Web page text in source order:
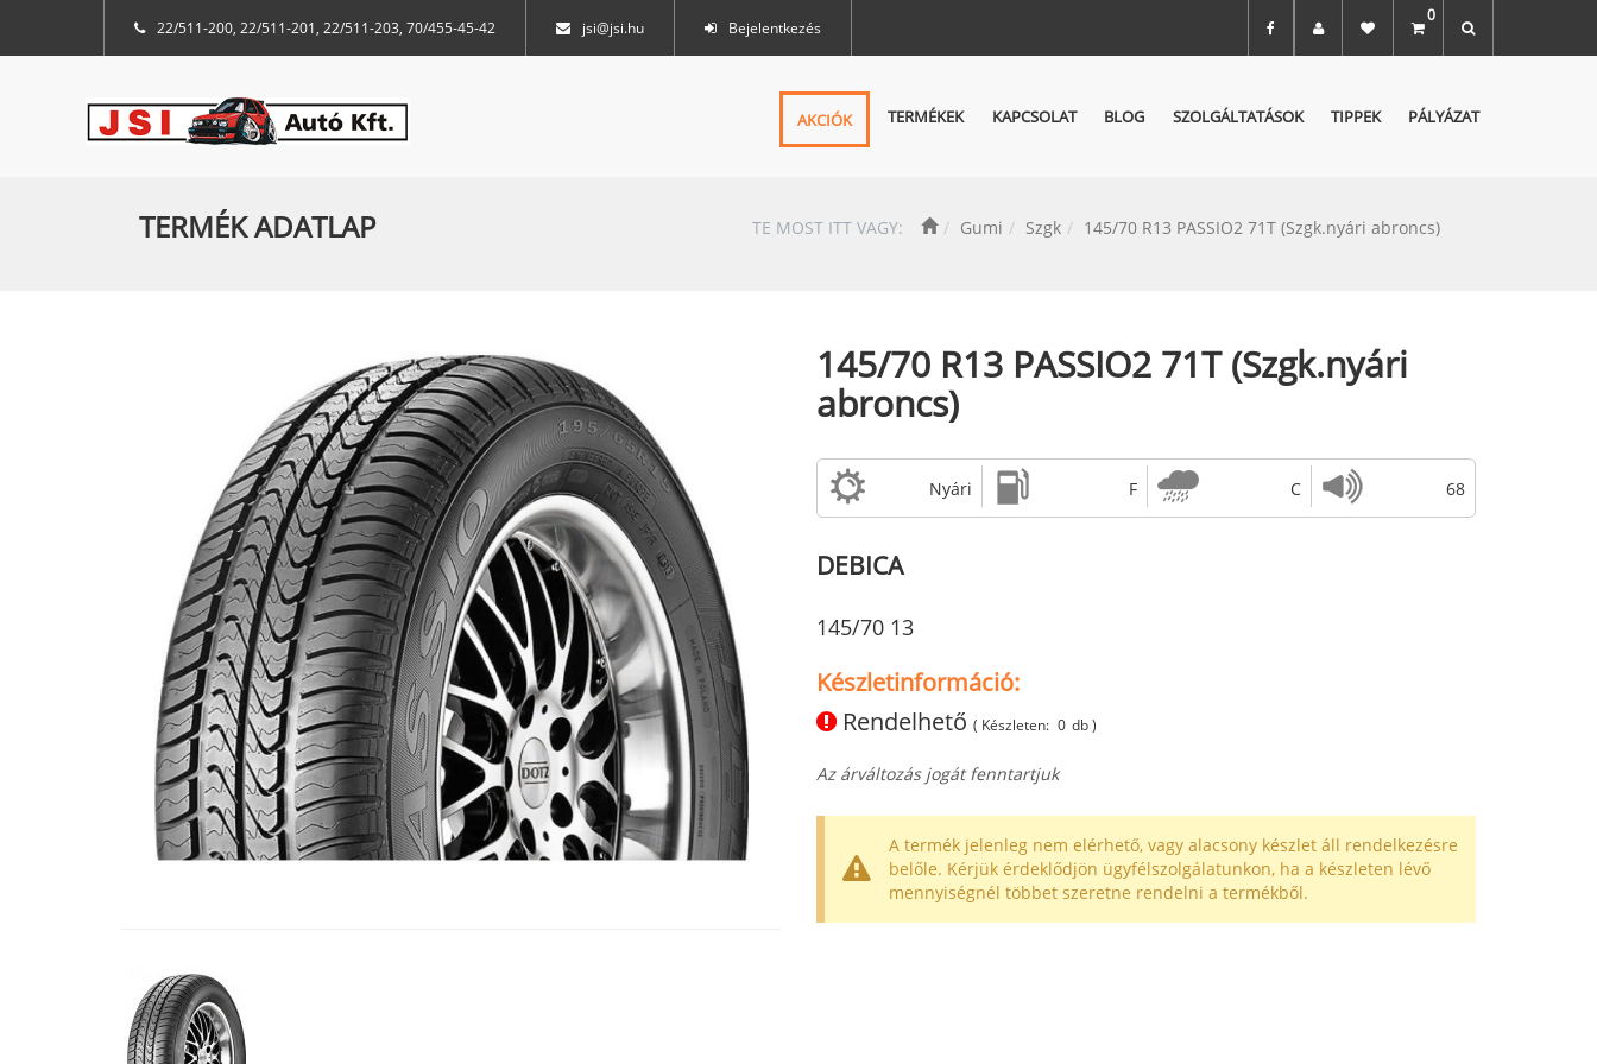
22/511-200, 22/511-201, 22/511-203, 70/455-45-42 jsi@jsi.hu Bejelentkezés
0
AKCIÓK TERMÉKEK KAPCSOLAT BLOG SZOLGÁLTATÁSOK TIPPEK PÁLYÁZAT
TERMÉK ADATLAP TE MOST ITT VAGY: Gumi Szgk 145/70 R13 PASSIO2 71T (Szgk.nyári abroncs)
145/70 R13 PASSIO2 71T (Szgk.nyári
abroncs)
Nyári F C 68
DEBICA
145/70 13
Készletinformáció:
Rendelhető ( Készleten: 0 db )
Az árváltozás jogát fenntartjuk
A termék jelenleg nem elérhető, vagy alacsony készlet áll rendelkezésre
belőle. Kérjük érdeklődjön ügyfélszolgálatunkon, ha a készleten lévő
mennyiségnél többet szeretne rendelni a termékből.